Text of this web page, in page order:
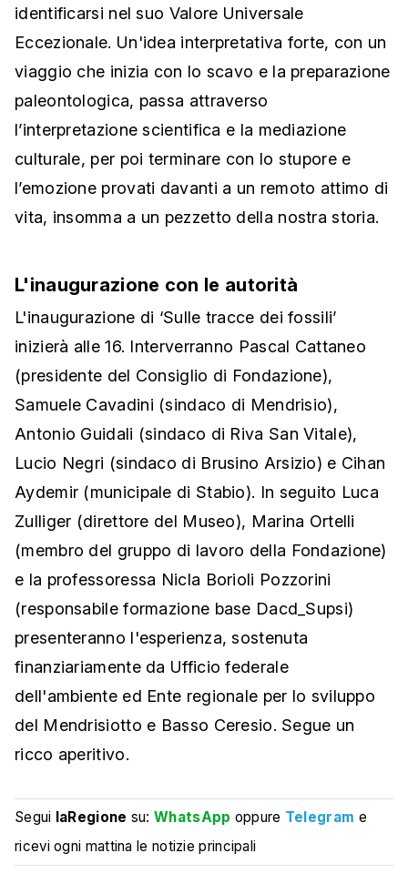
identificarsi nel suo Valore Universale
Eccezionale. Un'idea interpretativa forte, con un
viaggio che inizia con lo scavo e la preparazione
paleontologica, passa attraverso
l’interpretazione scientifica e la mediazione
culturale, per poi terminare con lo stupore e
l’emozione provati davanti a un remoto attimo di
vita, insomma a un pezzetto della nostra storia.
L'inaugurazione con le autorità
L'inaugurazione di ‘Sulle tracce dei fossili’
inizierà alle 16. Interverranno Pascal Cattaneo
(presidente del Consiglio di Fondazione),
Samuele Cavadini (sindaco di Mendrisio),
Antonio Guidali (sindaco di Riva San Vitale),
Lucio Negri (sindaco di Brusino Arsizio) e Cihan
Aydemir (municipale di Stabio). In seguito Luca
Zulliger (direttore del Museo), Marina Ortelli
(membro del gruppo di lavoro della Fondazione)
e la professoressa Nicla Borioli Pozzorini
(responsabile formazione base Dacd_Supsi)
presenteranno l'esperienza, sostenuta
finanziariamente da Ufficio federale
dell'ambiente ed Ente regionale per lo sviluppo
del Mendrisiotto e Basso Ceresio. Segue un
ricco aperitivo.
Segui laRegione su:WhatsApp oppure Telegram e
ricevi ogni mattina le notizie principali